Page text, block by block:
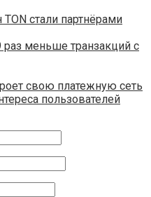
стали партнёрами
меньше транзакций с
свою платежную сеть
пользователей